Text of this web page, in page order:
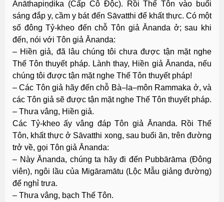
Anāthapiṇḍika (Cấp Cô Ðộc). Rồi Thế Tôn vào buổi
sáng đắp y, cầm y bát đến Sāvatthi để khất thực. Có một
số đông Tỷ-kheo đến chỗ Tôn giả Ānanda ở; sau khi
đến, nói với Tôn giả Ānanda:
– Hiền giả, đã lâu chúng tôi chưa được tận mặt nghe
Thế Tôn thuyết pháp. Lành thay, Hiền giả Ānanda, nếu
chúng tôi được tận mặt nghe Thế Tôn thuyết pháp!
– Các Tôn giả hãy đến chỗ Bà–la–môn Rammaka ở, và
các Tôn giả sẽ được tận mặt nghe Thế Tôn thuyết pháp.
– Thưa vâng, Hiền giả.
Các Tỷ-kheo ấy vâng đáp Tôn giả Ānanda. Rồi Thế
Tôn, khất thực ở Sāvatthi xong, sau buổi ăn, trên đường
trở về, gọi Tôn giả Ānanda:
– Này Ānanda, chúng ta hãy đi đến Pubbārāma (Ðông
viên), ngôi lầu của Migāramātu (Lộc Mẫu giảng đường)
để nghỉ trưa.
– Thưa vâng, bạch Thế Tôn.